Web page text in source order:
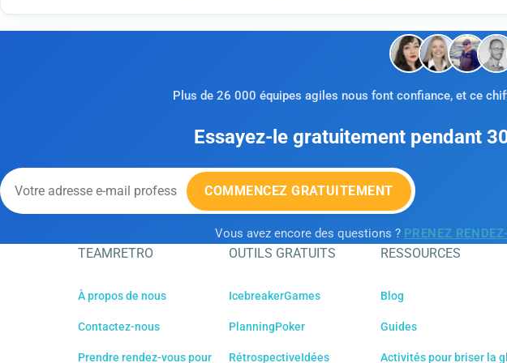
Plus de 26 000 équipes agiles nous font confiance, et ce
Essayez-le gratuitement pendant
COMMENCEZ GRATUITEMENT
Vous avez encore des questions ? PRENEZ
TEAMRETRO
À propos de nous
Contactez-nous
Prendre rendez-vous pour
OUTILS GRATUITS
IcebreakerGames
PlanningPoker
RétrospectiveIdées
RESSOURCES
Blog
Guides
Activités pour briser la